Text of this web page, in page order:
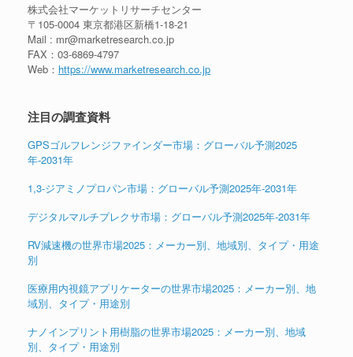
株式会社マーケットリサーチセンター
〒105-0004 東京都港区新橋1-18-21
Mail : mr@marketresearch.co.jp
FAX：03-6869-4797
Web： https://www.marketresearch.co.jp
注目の調査資料
GPSゴルフレンジファインダー市場：グローバル予測2025
年-2031年
1,3-ジアミノプロパン市場：グローバル予測2025年-2031年
デジタルマルチプレクサ市場：グローバル予測2025年-2031年
RV減速機の世界市場2025：メーカー別、地域別、タイプ・用途
別
医療用内視鏡アプリケーターの世界市場2025：メーカー別、地
域別、タイプ・用途別
ナノインプリント用樹脂の世界市場2025：メーカー別、地域
別、タイプ・用途別